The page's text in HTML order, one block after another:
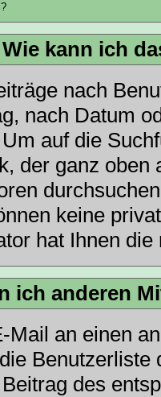
Wie kann ich
nach
nach Datum
auf die
der ganz
keine
hat Ihnen
ich anderen
Mail an einen
Benutzerliste
des